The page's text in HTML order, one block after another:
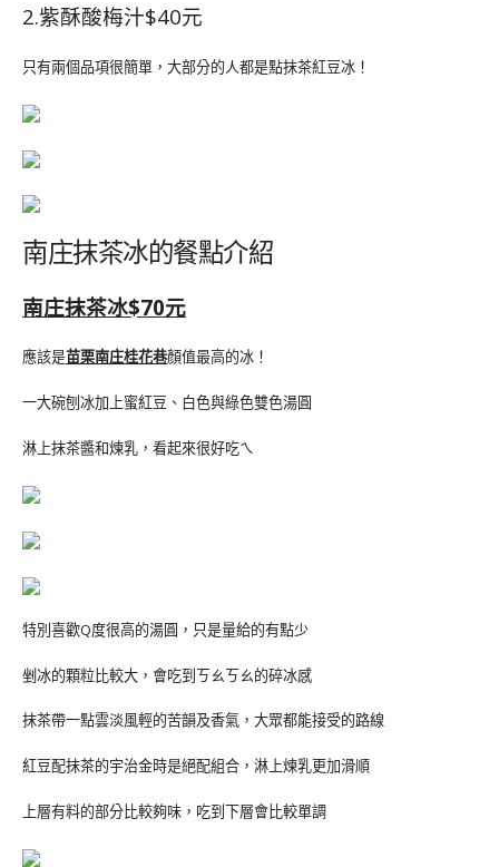
2.紫酥酸梅汁$40元
只有兩個品項很簡單，大部分的人都是點抹茶紅豆冰！
南庄抹茶冰的餐點介紹
南庄抹茶冰$70元
應該是苗栗南庄桂花巷顏值最高的冰！
一大碗刨冰加上蜜紅豆、白色與綠色雙色湯圓
淋上抹茶醬和煉乳，看起來很好吃ㄟ
特別喜歡Q度很高的湯圓，只是量給的有點少
剉冰的顆粒比較大，會吃到ㄎㄠㄎㄠ的碎冰感
抹茶帶一點雲淡風輕的苦韻及香氣，大眾都能接受的路線
紅豆配抹茶的宇治金時是絕配組合，淋上煉乳更加滑順
上層有料的部分比較夠味，吃到下層會比較單調